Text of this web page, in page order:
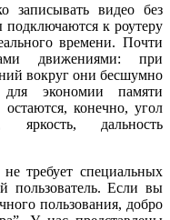
записывать видео без
к роутеру
времени. Почти
движениями: при
вокруг они бесшумно
экономии памяти
конечно, угол
яркость, дальность
требует специальных
Если вы
пользования, добро